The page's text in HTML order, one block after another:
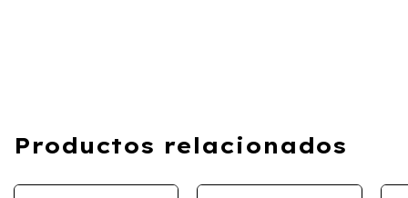
Productos relacionados